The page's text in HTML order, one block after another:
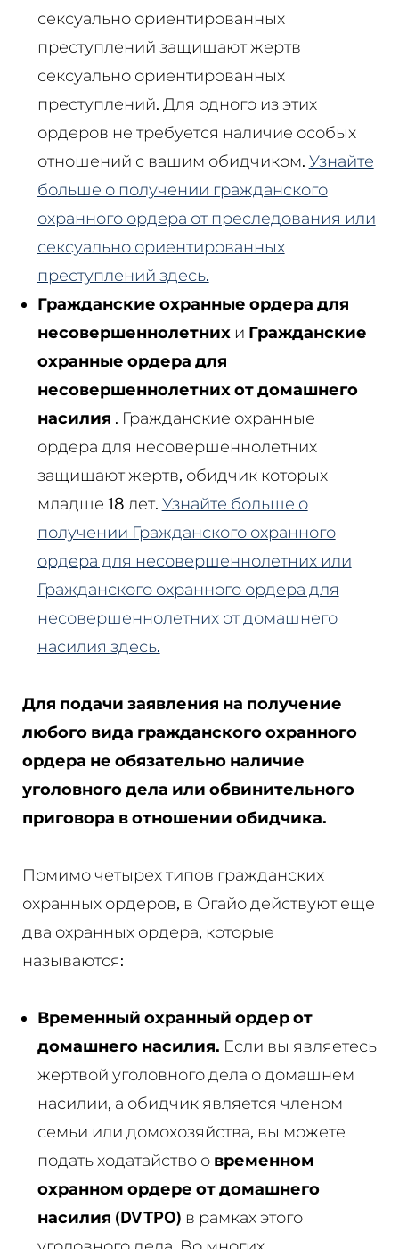
сексуально ориентированных
преступлений защищают жертв
сексуально ориентированных
преступлений. Для одного из этих
ордеров не требуется наличие особых
отношений с вашим обидчиком. Узнайте
больше о получении гражданского
охранного ордера от преследования или
сексуально ориентированных
преступлений здесь.
Гражданские охранные ордера для
несовершеннолетнихи Гражданские
охранные ордера для
несовершеннолетних от домашнего
насилия . Гражданские охранные
ордера для несовершеннолетних
защищают жертв, обидчик которых
младше 18 лет. Узнайте больше о
получении Гражданского охранного
ордера для несовершеннолетних или
Гражданского охранного ордера для
несовершеннолетних от домашнего
насилия здесь.
Для подачи заявления на получение
любого вида гражданского охранного
ордера не обязательно наличие
уголовного дела или обвинительного
приговора в отношении обидчика.
Помимо четырех типов гражданских
охранных ордеров, в Огайо действуют еще
два охранных ордера, которые
называются:
Временный охранный ордер от
домашнего насилия. Если вы являетесь
жертвой уголовного дела о домашнем
насилии, а обидчик является членом
семьи или домохозяйства, вы можете
подать ходатайство о временном
охранном ордере от домашнего
насилия (DVTPO) в рамках этого